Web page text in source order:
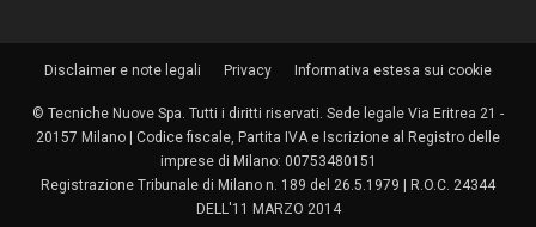
Disclaimer e note legali Privacy Informativa estesa sui cookie
© Tecniche Nuove Spa. Tutti i diritti riservati. Sede legale Via Eritrea 21 -
20157 Milano | Codice fiscale, Partita IVA e Iscrizione al Registro delle
imprese di Milano: 00753480151
Registrazione Tribunale di Milano n. 189 del 26.5.1979 | R.O.C. 24344
DELL'11 MARZO 2014